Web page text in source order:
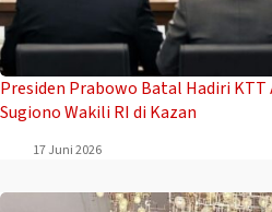
Presiden Prabowo Batal Hadiri KTT
Sugiono Wakili RI di Kazan
17 Juni 2026